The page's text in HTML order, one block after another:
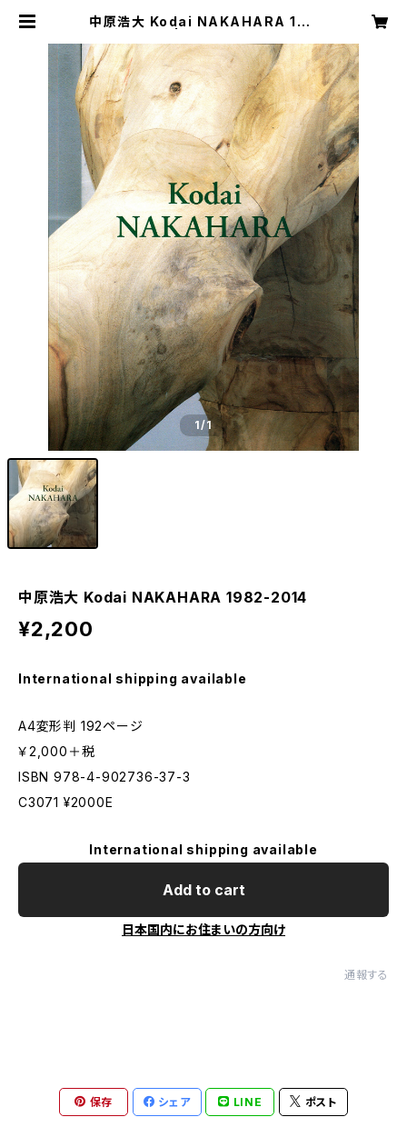
中原浩大 Kodai NAKAHARA 198
1/1
中原浩大 Kodai NAKAHARA 1982-2014
¥2,200
International shipping available
A4変形判 192ページ
￥2,000＋税
ISBN 978-4-902736-37-3
C3071 ¥2000E
International shipping available
Add to cart
日本国内にお住まいの方向け
通報する
保存 シェア LINE ポスト